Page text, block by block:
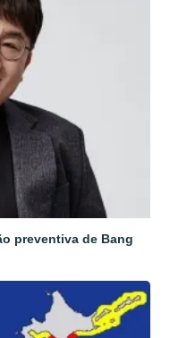
preventiva de Bang